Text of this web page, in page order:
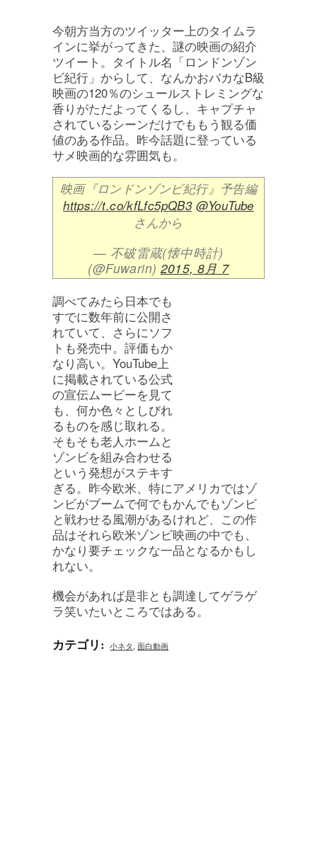
今朝方当方のツイッター上のタイムラ
インに挙がってきた、謎の映画の紹介
ツイート。タイトル名「ロンドンゾン
ビ紀行」からして、なんかおバカなB級
映画の120％のシュールストレミングな
香りがただよってくるし、キャプチャ
されているシーンだけでももう観る価
値のある作品。昨今話題に登っている
サメ映画的な雰囲気も。
映画『ロンドンゾンビ紀行』予告編
https://t.co/kfLfc5pQB3 @YouTube
さんから
— 不破雷蔵(懐中時計)
(@Fuwarin) 2015, 8月 7
調べてみたら日本でも
すでに数年前に公開さ
れていて、さらにソフ
トも発売中。評価もか
なり高い。YouTube上
に掲載されている公式
の宣伝ムービーを見て
も、何か色々としびれ
るものを感じ取れる。
そもそも老人ホームと
ゾンビを組み合わせる
という発想がステキす
ぎる。昨今欧米、特にアメリカではゾ
ンビがブームで何でもかんでもゾンビ
と戦わせる風潮があるけれど、この作
品はそれら欧米ゾンビ映画の中でも、
かなり要チェックな一品となるかもし
れない。
機会があれば是非とも調達してゲラゲ
ラ笑いたいところではある。
カテゴリ: 小ネタ, 面白動画